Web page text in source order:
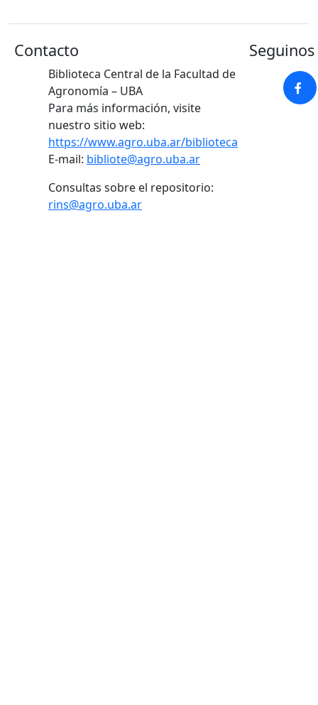
Contacto
Biblioteca Central de la Facultad de
Agronomía – UBA
Para más información, visite
nuestro sitio web:
https://www.agro.uba.ar/biblioteca
E-mail: bibliote@agro.uba.ar
Consultas sobre el repositorio:
rins@agro.uba.ar